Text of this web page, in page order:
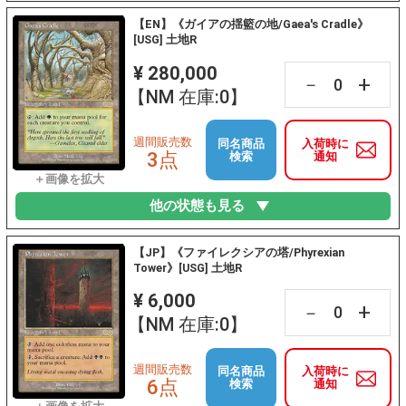
【EN】《ガイアの揺籃の地/Gaea's Cradle》
[USG] 土地R
¥ 280,000
【NM 在庫:0】
－ +
入荷時に
通知
週間販売数
3点
同名商品
検索
他の状態も見る
【JP】《ファイレクシアの塔/Phyrexian
Tower》[USG] 土地R
¥ 6,000
【NM 在庫:0】
－ +
入荷時に
通知
週間販売数
6点
同名商品
検索